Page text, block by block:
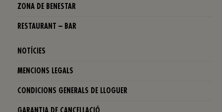
ZONA DE BENESTAR
RESTAURANT – BAR
NOTÍCIES
MENCIONS LEGALS
CONDICIONS GENERALS DE LLOGUER